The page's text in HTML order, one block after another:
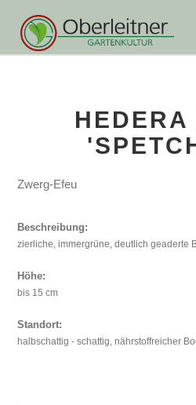
HEDERA
Zwerg-Efeu
Beschreibung:
zierliche, immergrüne, deutlich geaderte
Höhe:
bis 15 cm
Standort:
halbschattig - schattig, nährstoffreicher